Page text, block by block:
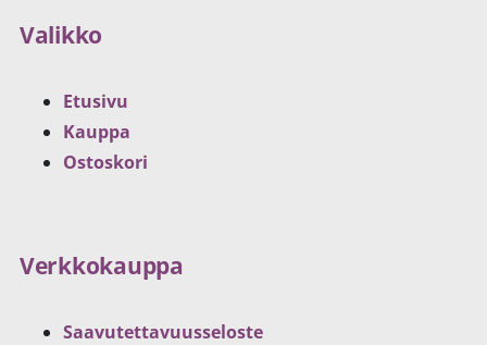
Valikko
Etusivu
Kauppa
Ostoskori
Verkkokauppa
Saavutettavuusseloste